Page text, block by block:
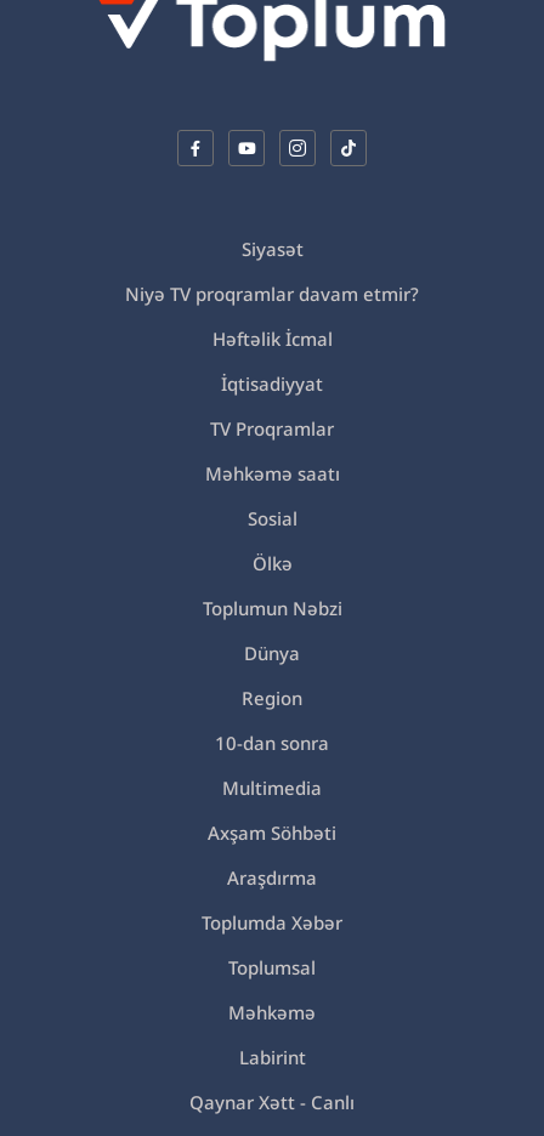
Siyasət
Niyə TV proqramlar davam etmir?
Həftəlik İcmal
İqtisadiyyat
TV Proqramlar
Məhkəmə saatı
Sosial
Ölkə
Toplumun Nəbzi
Dünya
Region
10-dan sonra
Multimedia
Axşam Söhbəti
Araşdırma
Toplumda Xəbər
Toplumsal
Məhkəmə
Labirint
Qaynar Xətt - Canlı